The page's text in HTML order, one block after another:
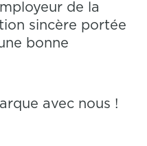
de la
sincère portée
bonne
avec nous !